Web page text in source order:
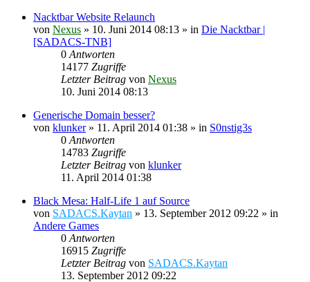
Nacktbar Website Relaunch
von Nexus » 10. Juni 2014 08:13 » in Die Nacktbar |
[SADACS-TNB]
0 Antworten
14177 Zugriffe
Letzter Beitrag von Nexus
10. Juni 2014 08:13
Generische Domain besser?
von klunker» 11. April 2014 01:38 » in S0nstig3s
0 Antworten
14783 Zugriffe
Letzter Beitrag von klunker
11. April 2014 01:38
Black Mesa: Half-Life 1 auf Source
von SADACS.Kaytan » 13. September 2012 09:22 » in
Andere Games
0 Antworten
16915 Zugriffe
Letzter Beitrag von SADACS.Kaytan
13. September 2012 09:22